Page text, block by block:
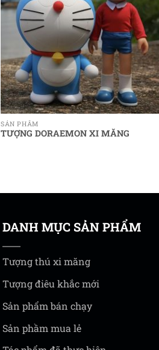
SẢN PHẨM
TƯỢNG DORAEMON XI MĂNG
DANH MỤC SẢN PHẨM
Tượng thú xi măng
Tượng điêu khắc mới
Sản phẩm bán chạy
Sản phầm mua lẻ